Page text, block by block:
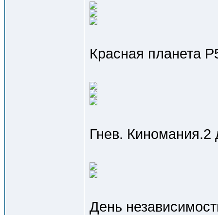
Красная планета
Гнев. Киномания.2
День